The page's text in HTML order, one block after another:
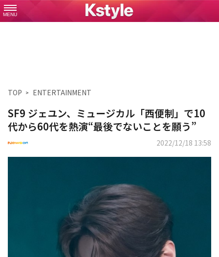
MENU
TOP ENTERTAINMENT
SF9 ジェユン、ミュージカル「西便制」で10
代から60代を熱演“最後でないことを願う”
2022/12/18 13:58